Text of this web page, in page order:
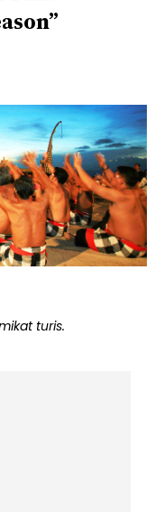
turis.